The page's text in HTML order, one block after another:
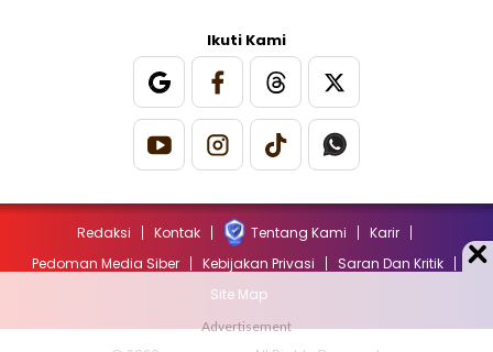
Ikuti Kami
Redaksi Kontak Tentang Kami
Karir
Pedoman Media Siber
Kebijakan Privasi
Saran Dan Kritik
Site Map